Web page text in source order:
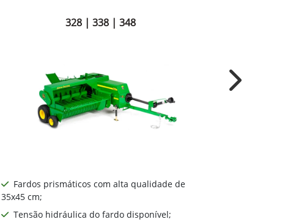
328 | 338 | 348
Fardos prismáticos com alta qualidade de
35x45 cm;
Tensão hidráulica do fardo disponível;
Next